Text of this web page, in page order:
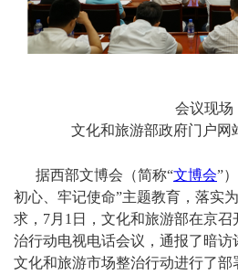
会议现场
文化和旅游部政府门户网
据西部文博会（简称“文博会”
初心、牢记使命”主题教育，落实
求，7月1日，文化和旅游部在京
治行动电视电话会议，通报了暗访
文化和旅游市场整治行动进行了